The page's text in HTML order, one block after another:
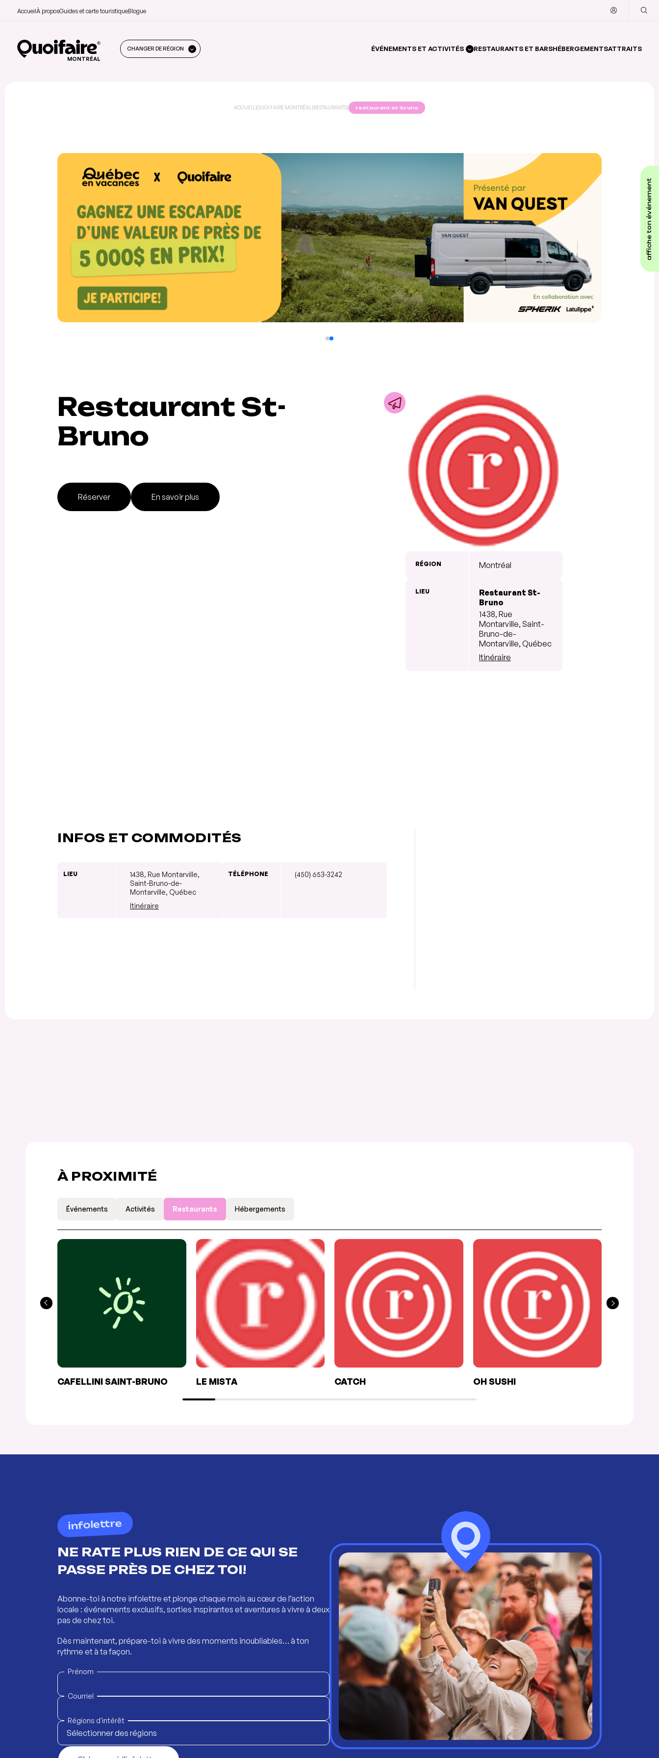
AccueilÀ proposGuides et carte touristiqueBlogue
MONTRÉAL
CHANGER DE RÉGION ÉVÉNEMENTS ET ACTIVITÉS RESTAURANTS ET BARSHÉBERGEMENTSATTRAITS
affiche ton événement
ACCUEIL |QUOI FAIRE MONTRÉAL |RESTAURANTS| restaurant st-bruno
Restaurant St-
Bruno
Réserver En savoir plus
RÉGION Montréal
LIEU
Restaurant St-
Bruno
1438, Rue
Montarville, Saint-
Bruno-de-
Montarville, Québec
Itinéraire
INFOS ET COMMODITÉS
LIEU
1438, Rue Montarville,
Saint-Bruno-de-
Montarville, Québec
Itinéraire
TÉLÉPHONE (450) 653-3242
À PROXIMITÉ
Événements Activités Restaurants Hébergements
CAFELLINI SAINT-BRUNO LE MISTA CATCH OH SUSHI
infolettre
NE RATE PLUS RIEN DE CE QUI SE
PASSE PRÈS DE CHEZ TOI!
Abonne-toi à notre infolettre et plonge chaque mois au cœur de l’action
locale : événements exclusifs, sorties inspirantes et aventures à vivre à deux
pas de chez toi.
Dès maintenant, prépare-toi à vivre des moments inoubliables… à ton
rythme et à ta façon.
Prénom
Courriel
Régions d'intérêt
Sélectionner des régions